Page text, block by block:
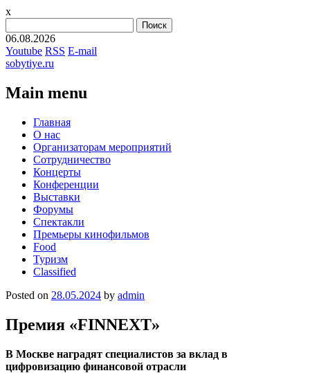
x
06.08.2026
Youtube RSS E-mail
sobytiye.ru
Main menu
Skip
content
Главная
О нас
Организаторам мероприятий
Сотрудничество
Концерты
Конференции
Выставки
Форумы
Спектакли
Премьеры кинофильмов
Food
Туризм
Сlassified
Posted on 28.05.2024 by admin
Премия «FINNEXT»
В Москве наградят специалистов за вклад в
цифровизацию финансовой отрасли